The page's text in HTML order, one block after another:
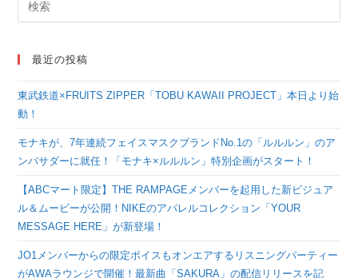
最近の投稿
東武鉄道×FRUITS ZIPPER「TOBU KAWAII PROJECT」本日より始
動！
モナキが、7年連続フェイスマスクブランドNo.1の「ルルルン」のア
ンバサダーに就任！「モナキ×ルルルン」特別企画がスタート！
【ABCマート限定】THE RAMPAGEメンバーを起用した新ビジュア
ル＆ムービーが公開！NIKEのアパレルコレクション「YOUR
MESSAGE HERE」が新登場！
JO1メンバーからの限定ボイスもオンエアするリスニングパーティー
がAWAラウンジで開催！最新曲「SAKURA」の配信リリースを記